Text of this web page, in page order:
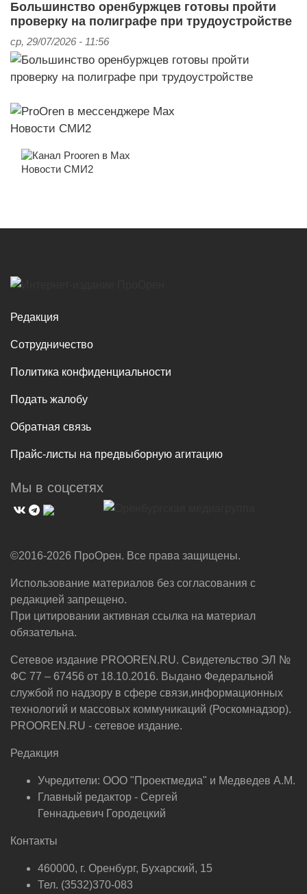
Большинство оренбуржцев готовы пройти
проверку на полиграфе при трудоустройстве
ср, 29/07/2026 - 11:56
Новости СМИ2
Новости СМИ2
Редакция
Сотрудничество
Политика конфиденциальности
Подать жалобу
Обратная связь
Прайс-листы на предвыборную агитацию
Мы в соцсетях
©2016-2026 ПроОрен. Все права защищены.
Использование материалов без согласования с
редакцией запрещено.
При цитировании активная ссылка на материал
обязательна.
Сетевое издание PROOREN.RU. Свидетельство ЭЛ №
ФС 77 – 67456 от 18.10.2016. Выдано Федеральной
службой по надзору в сфере связи,информационных
технологий и массовых коммуникаций (Роскомнадзор).
PROOREN.RU - сетевое издание.
Редакция
Учредители: ООО "Проектмедиа" и Медведев А.М.
Главный редактор - Сергей
Геннадьевич Городецкий
Контакты
460000, г. Оренбург, Бухарский, 15
Тел. (3532)370-083